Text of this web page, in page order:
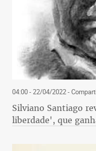
04:00 - 22/04/2022-
Silviano Santiago
liberdade', que